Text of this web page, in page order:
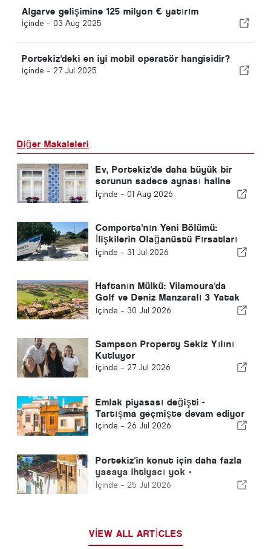
Algarve gelişimine 125 milyon € yatırım
İçinde - 03 Aug 2025
Portekiz'deki en iyi mobil operatör hangisidir?
İçinde - 27 Jul 2025
Diğer Makaleleri
Ev, Portekiz'de daha büyük bir
sorunun sadece aynası haline
geldi
İçinde - 01 Aug 2026
Comporta'nın Yeni Bölümü:
İlişkilerin Olağanüstü Fırsatları
Şekillendirdiği Yer
İçinde - 31 Jul 2026
Haftanın Mülkü: Vilamoura'da
Golf ve Deniz Manzaralı 3 Yatak
Odalı Penthouse
İçinde - 30 Jul 2026
Sampson Property Sekiz Yılını
Kutluyor
İçinde - 27 Jul 2026
Emlak piyasası değişti -
Tartışma geçmişte devam ediyor
İçinde - 26 Jul 2026
Portekiz'in konut için daha fazla
yasaya ihtiyacı yok -
Gerçekleşmesi gerekiyor!
İçinde - 25 Jul 2026
VIEW ALL ARTICLES